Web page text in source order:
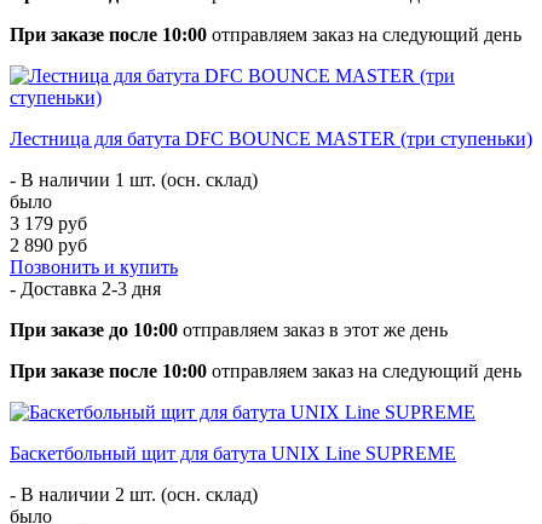
При заказе после 10:00 отправляем заказ на следующий день
Лестница для батута DFC BOUNCE MASTER (три ступеньки)
- В наличии 1 шт. (осн. склад)
было
3 179 руб
2 890 руб
Позвонить и купить
- Доставка 2-3 дня
При заказе до 10:00 отправляем заказ в этот же день
При заказе после 10:00 отправляем заказ на следующий день
Баскетбольный щит для батута UNIX Line SUPREME
- В наличии 2 шт. (осн. склад)
было